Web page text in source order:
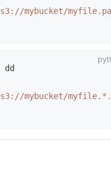
s3://mybucket/
dd
s3://mybucket/